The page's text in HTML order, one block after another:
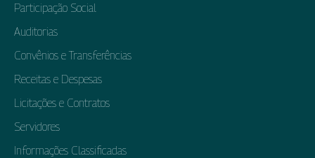
Participação Social
Auditorias
Convênios e Transferências
Receitas e Despesas
Licitações e Contratos
Servidores
Informações Classificadas